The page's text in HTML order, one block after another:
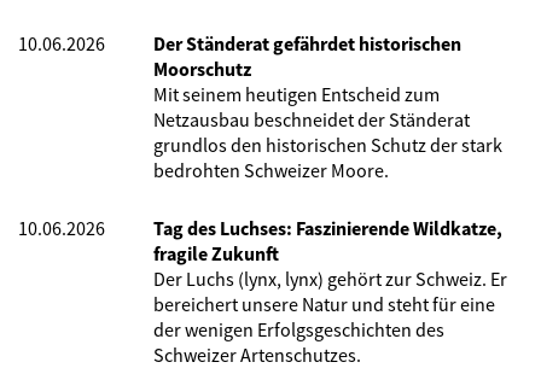
10.06.2026
Der Ständerat gefährdet historischen
Moorschutz
Mit seinem heutigen Entscheid zum
Netzausbau beschneidet der Ständerat
grundlos den historischen Schutz der stark
bedrohten Schweizer Moore.
10.06.2026
Tag des Luchses: Faszinierende Wildkatze,
fragile Zukunft
Der Luchs (lynx, lynx) gehört zur Schweiz. Er
bereichert unsere Natur und steht für eine
der wenigen Erfolgsgeschichten des
Schweizer Artenschutzes.